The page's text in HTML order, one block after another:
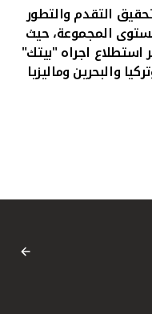
التقدم والتطور
المجموعة، حيث
استطلاع اجراه "بيتك"
والبحرين وماليزيا